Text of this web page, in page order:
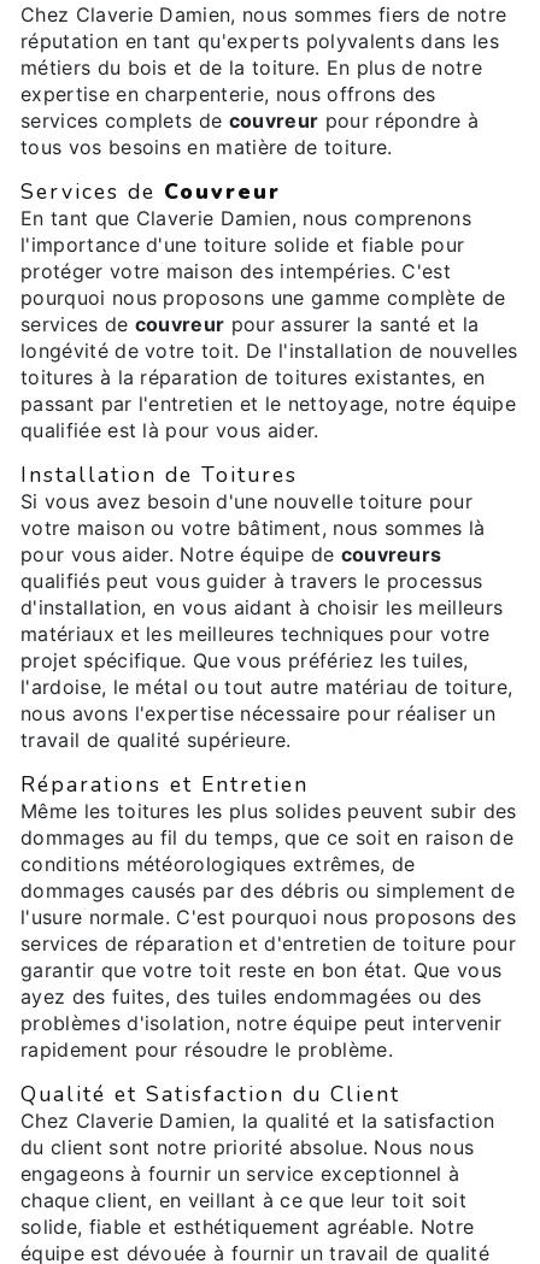
Chez Claverie Damien, nous sommes fiers de notre
réputation en tant qu'experts polyvalents dans les
métiers du bois et de la toiture. En plus de notre
expertise en charpenterie, nous offrons des
services complets de couvreur pour répondre à
tous vos besoins en matière de toiture.
Services de Couvreur
En tant que Claverie Damien, nous comprenons
l'importance d'une toiture solide et fiable pour
protéger votre maison des intempéries. C'est
pourquoi nous proposons une gamme complète de
services de couvreur pour assurer la santé et la
longévité de votre toit. De l'installation de nouvelles
toitures à la réparation de toitures existantes, en
passant par l'entretien et le nettoyage, notre équipe
qualifiée est là pour vous aider.
Installation de Toitures
Si vous avez besoin d'une nouvelle toiture pour
votre maison ou votre bâtiment, nous sommes là
pour vous aider. Notre équipe de couvreurs
qualifiés peut vous guider à travers le processus
d'installation, en vous aidant à choisir les meilleurs
matériaux et les meilleures techniques pour votre
projet spécifique. Que vous préfériez les tuiles,
l'ardoise, le métal ou tout autre matériau de toiture,
nous avons l'expertise nécessaire pour réaliser un
travail de qualité supérieure.
Réparations et Entretien
Même les toitures les plus solides peuvent subir des
dommages au fil du temps, que ce soit en raison de
conditions météorologiques extrêmes, de
dommages causés par des débris ou simplement de
l'usure normale. C'est pourquoi nous proposons des
services de réparation et d'entretien de toiture pour
garantir que votre toit reste en bon état. Que vous
ayez des fuites, des tuiles endommagées ou des
problèmes d'isolation, notre équipe peut intervenir
rapidement pour résoudre le problème.
Qualité et Satisfaction du Client
Chez Claverie Damien, la qualité et la satisfaction
du client sont notre priorité absolue. Nous nous
engageons à fournir un service exceptionnel à
chaque client, en veillant à ce que leur toit soit
solide, fiable et esthétiquement agréable. Notre
équipe est dévouée à fournir un travail de qualité